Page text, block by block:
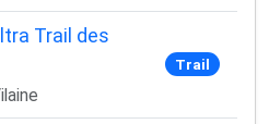
Trail des
Trail